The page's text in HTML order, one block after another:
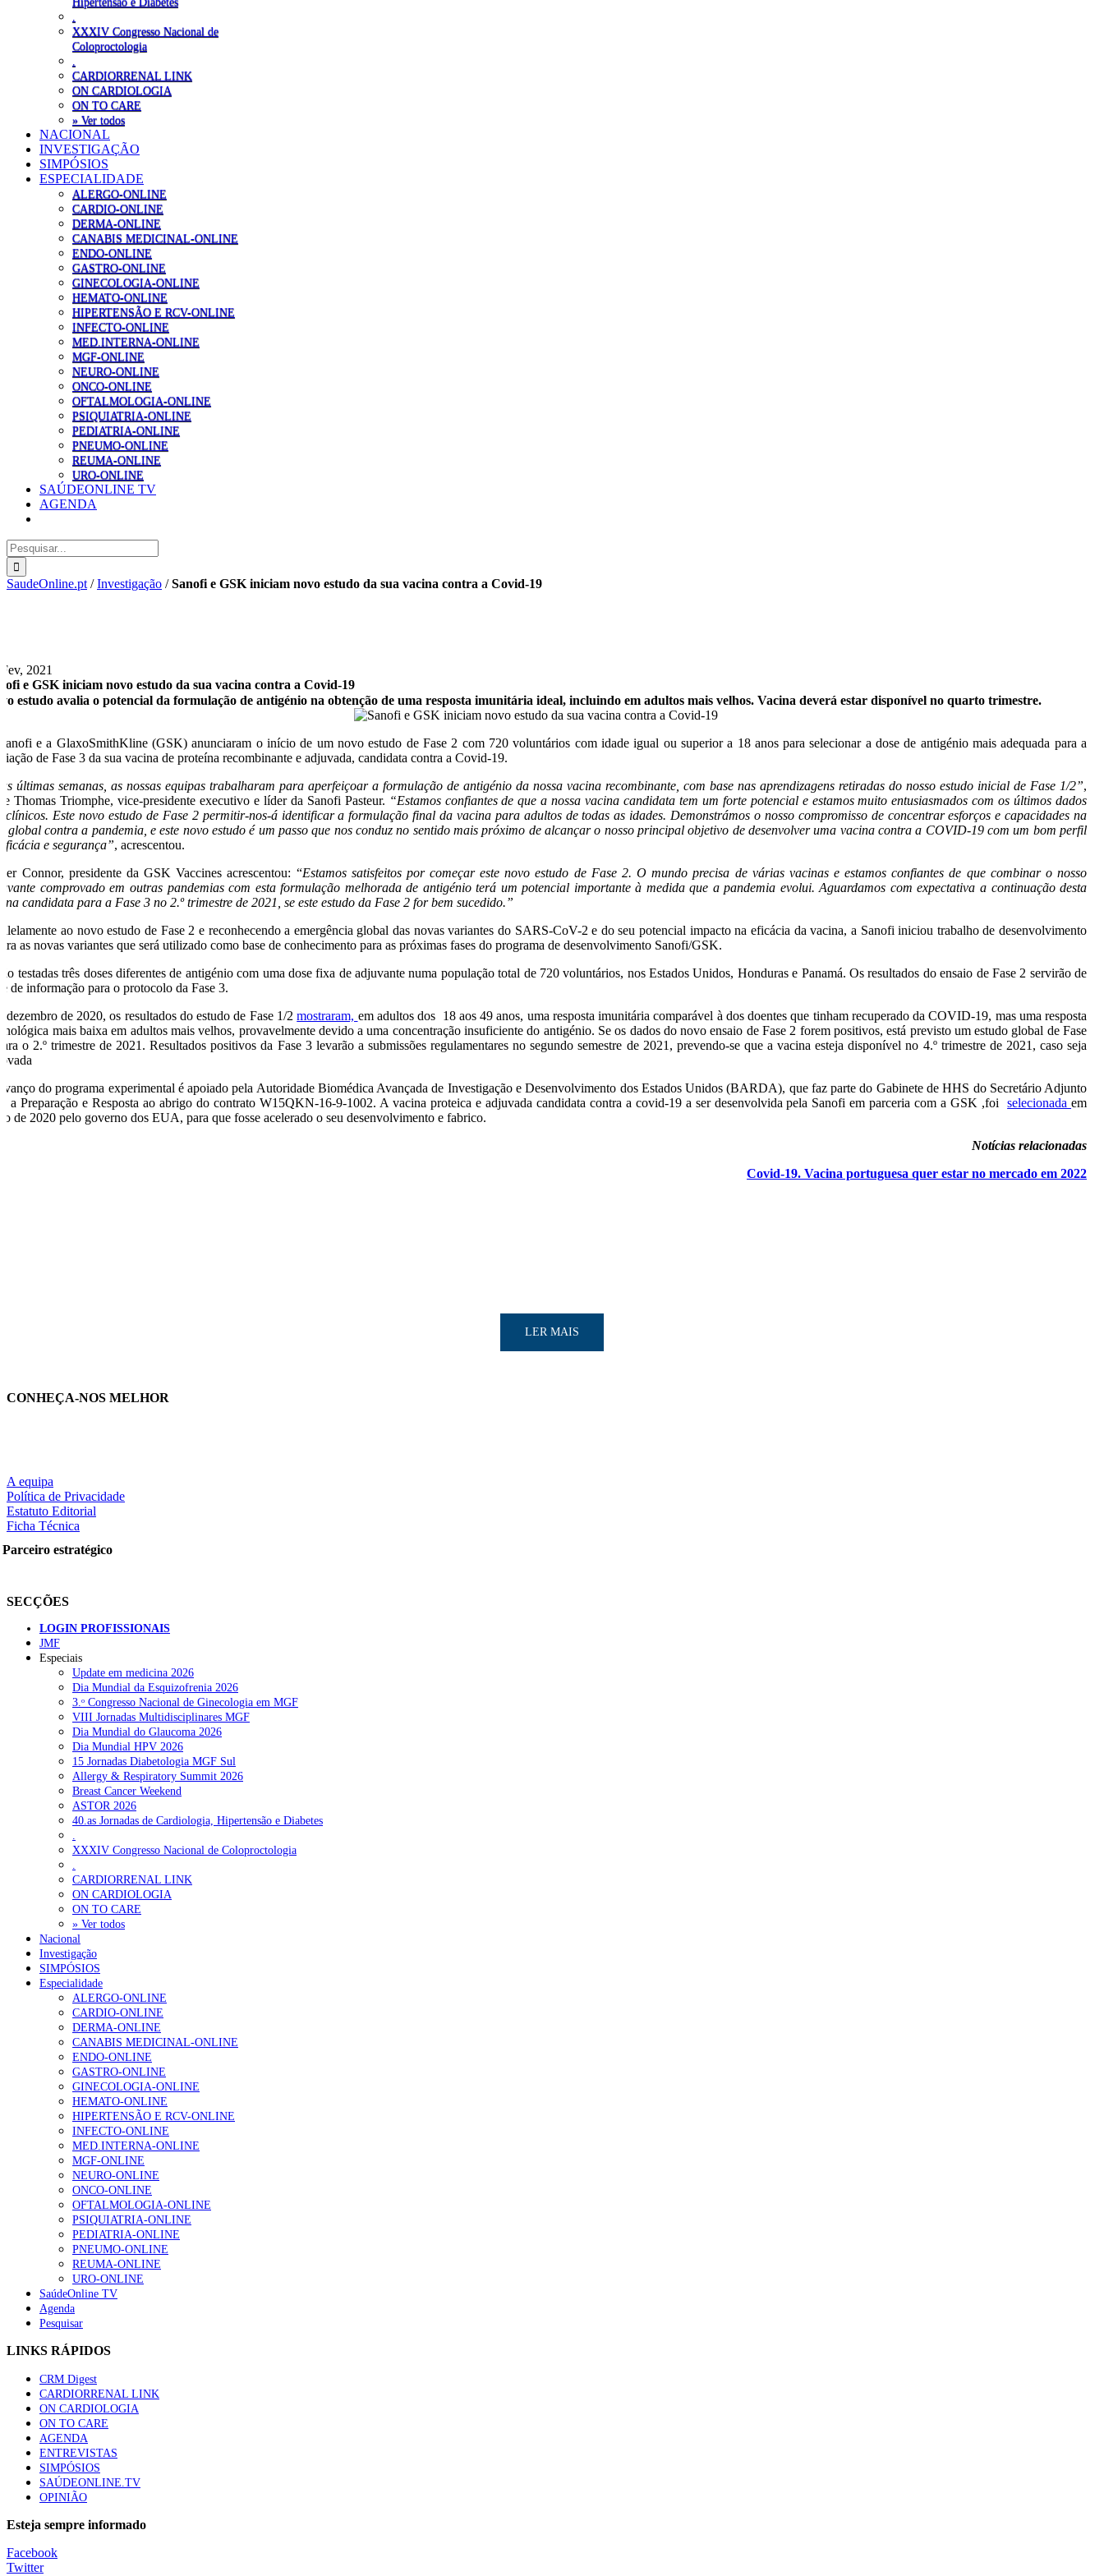
XXXIV Congresso Nacional de
Coloproctologia
CARDIORRENAL LINK
ON CARDIOLOGIA
ON TO CARE
» Ver todos
NACIONAL
INVESTIGAÇÃO
SIMPÓSIOS
ESPECIALIDADE
ALERGO-ONLINE
CARDIO-ONLINE
DERMA-ONLINE
CANABIS MEDICINAL-ONLINE
ENDO-ONLINE
GASTRO-ONLINE
GINECOLOGIA-ONLINE
HEMATO-ONLINE
HIPERTENSÃO E RCV-ONLINE
INFECTO-ONLINE
MED.INTERNA-ONLINE
MGF-ONLINE
NEURO-ONLINE
ONCO-ONLINE
OFTALMOLOGIA-ONLINE
PSIQUIATRIA-ONLINE
PEDIATRIA-ONLINE
PNEUMO-ONLINE
REUMA-ONLINE
URO-ONLINE
SAÚDEONLINE TV
AGENDA
Pesquisar
SaudeOnline.pt /Investigação /Sanofi e GSK iniciam novo estudo da sua vacina contra a Covid-19
2021
e GSK iniciam novo estudo da sua vacina contra a Covid-19
estudo avalia o potencial da formulação de antigénio na obtenção de uma resposta imunitária ideal, incluindo em adultos mais velhos. Vacina deverá estar disponível no quarto trimestre.
e a GlaxoSmithKline (GSK) anunciaram o início de um novo estudo de Fase 2 com 720 voluntários com idade igual ou superior a 18 anos para selecionar a dose de antigénio mais adequada para a
de Fase 3 da sua vacina de proteína recombinante e adjuvada, candidata contra a Covid-19.
últimas semanas, as nossas equipas trabalharam para aperfeiçoar a formulação de antigénio da nossa vacina recombinante, com base nas aprendizagens retiradas do nosso estudo inicial de Fase 1/2”,
Thomas Triomphe, vice-presidente executivo e líder da Sanofi Pasteur. “Estamos confiantes de que a nossa vacina candidata tem um forte potencial e estamos muito entusiasmados com os últimos dados
clínicos. Este novo estudo de Fase 2 permitir-nos-á identificar a formulação final da vacina para adultos de todas as idades. Demonstrámos o nosso compromisso de concentrar esforços e capacidades na
global contra a pandemia, e este novo estudo é um passo que nos conduz no sentido mais próximo de alcançar o nosso principal objetivo de desenvolver uma vacina contra a COVID-19 com um bom perfil
e segurança”, acrescentou.
Connor, presidente da GSK Vaccines acrescentou: “Estamos satisfeitos por começar este novo estudo de Fase 2. O mundo precisa de várias vacinas e estamos confiantes de que combinar o nosso
comprovado em outras pandemias com esta formulação melhorada de antigénio terá um potencial importante à medida que a pandemia evolui. Aguardamos com expectativa a continuação desta
candidata para a Fase 3 no 2.º trimestre de 2021, se este estudo da Fase 2 for bem sucedido.”
ao novo estudo de Fase 2 e reconhecendo a emergência global das novas variantes do SARS-CoV-2 e do seu potencial impacto na eficácia da vacina, a Sanofi iniciou trabalho de desenvolvimento
as novas variantes que será utilizado como base de conhecimento para as próximas fases do programa de desenvolvimento Sanofi/GSK.
testadas três doses diferentes de antigénio com uma dose fixa de adjuvante numa população total de 720 voluntários, nos Estados Unidos, Honduras e Panamá. Os resultados do ensaio de Fase 2 servirão de
de informação para o protocolo da Fase 3.
dezembro de 2020, os resultados do estudo de Fase 1/2mostraram, em adultos dos 18 aos 49 anos, uma resposta imunitária comparável à dos doentes que tinham recuperado da COVID-19, mas uma resposta
mais baixa em adultos mais velhos, provavelmente devido a uma concentração insuficiente do antigénio. Se os dados do novo ensaio de Fase 2 forem positivos, está previsto um estudo global de Fase
o 2.º trimestre de 2021. Resultados positivos da Fase 3 levarão a submissões regulamentares no segundo semestre de 2021, prevendo-se que a vacina esteja disponível no 4.º trimestre de 2021, caso seja
do programa experimental é apoiado pela Autoridade Biomédica Avançada de Investigação e Desenvolvimento dos Estados Unidos (BARDA), que faz parte do Gabinete de HHS do Secretário Adjunto
a Preparação e Resposta ao abrigo do contrato W15QKN-16-9-1002. A vacina proteica e adjuvada candidata contra a covid-19 a ser desenvolvida pela Sanofi em parceria com a GSK ,foiselecionadaem
de 2020 pelo governo dos EUA, para que fosse acelerado o seu desenvolvimento e fabrico.
Notícias relacionadas
Covid-19. Vacina portuguesa quer estar no mercado em 2022
nas redes sociais:
RECENTES
Quase 11.900 jovens recorreram aos cheques psicólogo e nutricionista no primeiro mês
ULS de Coimbra estreia cirurgia endoscópica do ouvido com apoio robótico em Portugal
Enfermeiros exigem esclarecimentos sobre eventual gestão privada da ULS do Algarve
Ordem dos Médicos alerta para riscos no novo sistema de acesso a consultas e cirurgias
Portugal está a formar os médicos de que precisa?
MAIS LIDAS
Enfermagem Forense. “Da urgência ao tribunal, cada gesto conta e cada profissional faz a diferença”
202 visualizações
Alguns milhares de utentes podem ficar sem médico de família com nova regras do registo, alerta associação
155 visualizações
1.º Episódio do Podcast “Frequência Cardio – Sintoniza-te na Insuficiência Cardíaca” da Bayer
99 visualizações
“Os programas de rastreio do cancro do pulmão são custo-efetivos e representam um investimento sustentável para os sistemas de saúde”
88 visualizações
Quase quatro em cada dez doentes com enfarte apresentavam níveis elevados de Lp(a), revela estudo
86 visualizações
Trodelvy aprovado para primeira linha no cancro da mama triplo negativo metastático em doentes não elegíveis para inibidores PD-(L)1
61 visualizações
MAIS NOTÍCIAS
Montenegro defende gestão pública ou privada para garantir médicos de família
LER MAIS
CONHEÇA-NOS MELHOR
A equipa
Política de Privacidade
Estatuto Editorial
Ficha Técnica
Parceiro estratégico
SECÇÕES
LOGIN PROFISSIONAIS
JMF
Especiais
Update em medicina 2026
Dia Mundial da Esquizofrenia 2026
3.ᵒ Congresso Nacional de Ginecologia em MGF
VIII Jornadas Multidisciplinares MGF
Dia Mundial do Glaucoma 2026
Dia Mundial HPV 2026
15 Jornadas Diabetologia MGF Sul
Allergy & Respiratory Summit 2026
Breast Cancer Weekend
ASTOR 2026
40.as Jornadas de Cardiologia, Hipertensão e Diabetes
.
XXXIV Congresso Nacional de Coloproctologia
.
CARDIORRENAL LINK
ON CARDIOLOGIA
ON TO CARE
» Ver todos
Nacional
Investigação
SIMPÓSIOS
Especialidade
ALERGO-ONLINE
CARDIO-ONLINE
DERMA-ONLINE
CANABIS MEDICINAL-ONLINE
ENDO-ONLINE
GASTRO-ONLINE
GINECOLOGIA-ONLINE
HEMATO-ONLINE
HIPERTENSÃO E RCV-ONLINE
INFECTO-ONLINE
MED.INTERNA-ONLINE
MGF-ONLINE
NEURO-ONLINE
ONCO-ONLINE
OFTALMOLOGIA-ONLINE
PSIQUIATRIA-ONLINE
PEDIATRIA-ONLINE
PNEUMO-ONLINE
REUMA-ONLINE
URO-ONLINE
SaúdeOnline TV
Agenda
Pesquisar
LINKS RÁPIDOS
CRM Digest
CARDIORRENAL LINK
ON CARDIOLOGIA
ON TO CARE
AGENDA
ENTREVISTAS
SIMPÓSIOS
SAÚDEONLINE.TV
OPINIÃO
Esteja sempre informado
Facebook
Twitter